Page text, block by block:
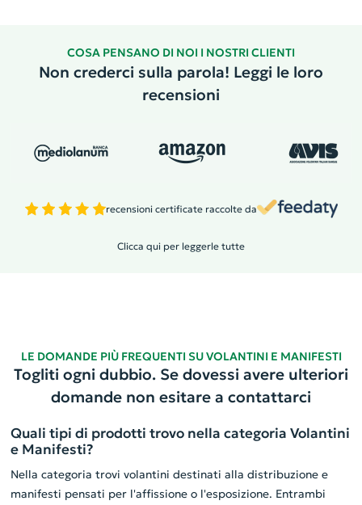
COSA PENSANO DI NOI I NOSTRI CLIENTI
Non crederci sulla parola! Leggi le loro
recensioni
recensioni certificate raccolte da
Clicca qui per leggerle tutte
LE DOMANDE PIÙ FREQUENTI SU VOLANTINI E MANIFESTI
Togliti ogni dubbio. Se dovessi avere ulteriori
domande non esitare a contattarci
Quali tipi di prodotti trovo nella categoria Volantini
e Manifesti?
Nella categoria trovi volantini destinati alla distribuzione e
manifesti pensati per l'affissione o l'esposizione. Entrambi